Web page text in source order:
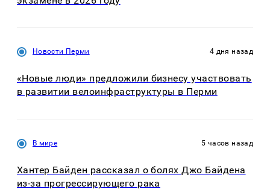
Новости Перми 4 дня назад
«Новые люди» предложили бизнесу участвовать
в развитии велоинфраструктуры в Перми
В мире 5 часов назад
Хантер Байден рассказал о болях Джо Байдена
из-за прогрессирующего рака